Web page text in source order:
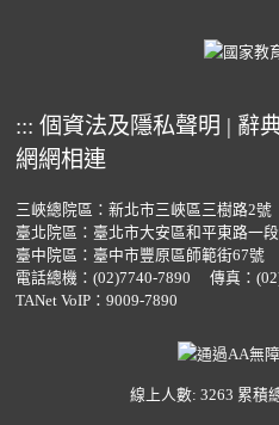
::: 個資法及隱私聲明 | 辭
網網相連
三峽總院區：新北市三峽區三樹路2號
臺北院區：臺北市大安區和平東路一
臺中院區：臺中市豐原區師範街67號
電話總機： (02)7740-7890
傳真：
TANet VoIP：9009-7890
線上人數: 3263 累積